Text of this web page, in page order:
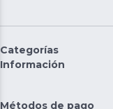
Categorías
Información
Métodos de pago